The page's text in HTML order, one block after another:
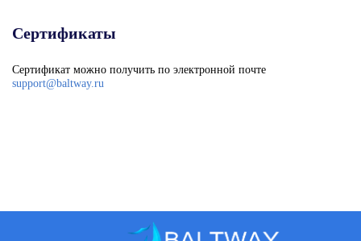
Сертификаты
Сертификат можно получить по электронной почте
support@baltway.ru